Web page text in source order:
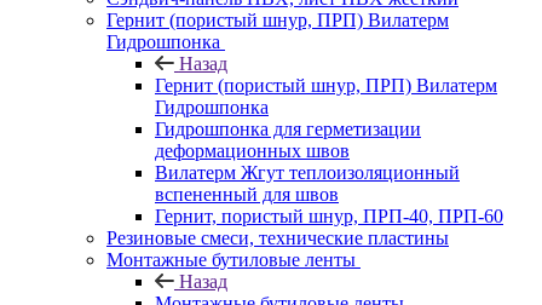
Гернит (пористый шнур, ПРП) Вилатерм
Гидрошпонка
Назад
Гернит (пористый шнур, ПРП) Вилатерм
Гидрошпонка
Гидрошпонка для герметизации
деформационных швов
Вилатерм Жгут теплоизоляционный
вспененный для швов
Гернит, пористый шнур, ПРП-40, ПРП-60
Резиновые смеси, технические пластины
Монтажные бутиловые ленты
Назад